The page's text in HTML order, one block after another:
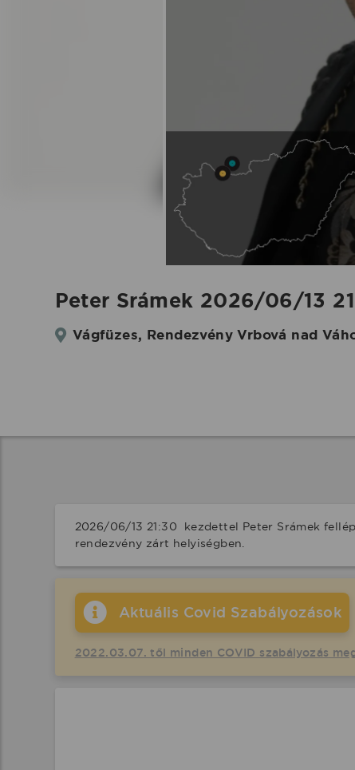
Peter Srámek 2026/06/13
Vágfüzes, Rendezvény Vrbová nad
2026/06/13 21:30  kezdettel Peter Srámek
rendezvény zárt helyiségben.
Aktuális Covid Szabályozások
2022.03.07. től minden COVID szabályozás